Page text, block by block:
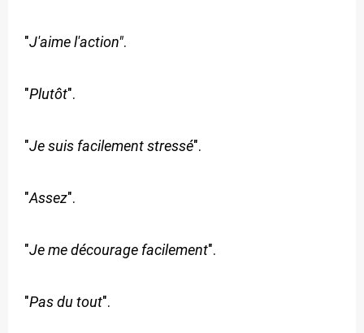
"J'aime l'action".
"Plutôt".
"Je suis facilement stressé".
"Assez".
"Je me décourage facilement".
"Pas du tout".